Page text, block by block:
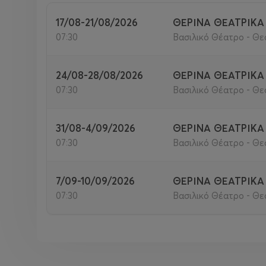
ΚΟΣΤΟΣ ΘΕΡΙΝΩΝ ΕΡΓΑΣΤΗΡΙΩΝ ΚΑΙ ΕΓΓΡΑΦΕΣ
Το κόστος συμμετοχής στα θερινά εργαστήρια
Ειδικές τιμές:
90€ ανά εβδομάδα, αν η εγγραφή
17/08-21/08/2026
07:30
ΘΕΡΙΝΑ
Βασιλικό Θέατρο -
24/08-28/08/2026
07:30
ΘΕΡΙΝΑ
Βασιλικό Θέατρο -
31/08-4/09/2026
07:30
ΘΕΡΙΝΑ
Βασιλικό Θέατρο -
7/09-10/09/2026
07:30
ΘΕΡΙΝΑ
Βασιλικό Θέατρο -